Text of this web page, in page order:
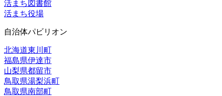
活まち図書館
活まち役場
自治体パビリオン
北海道東川町
福島県伊達市
山梨県都留市
鳥取県湯梨浜町
鳥取県南部町